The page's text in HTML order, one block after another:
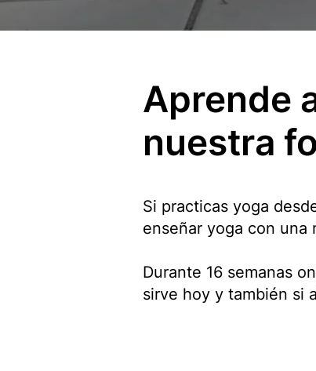
Aprende
nuestra
Si practicas yoga
enseñar yoga con una
Durante 16 semanas
sirve hoy y también si